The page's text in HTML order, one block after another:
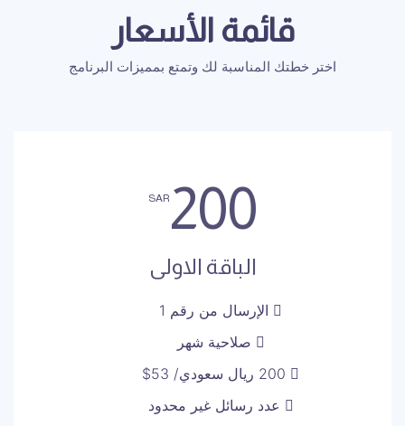
قائمة الأسعار
اختر خطتك المناسبة لك وتمتع بمميزات البرنامج
SAR 200
الباقة الاولى
الإرسال من رقم 1
صلاحية شهر
عدد رسائل غير محدود